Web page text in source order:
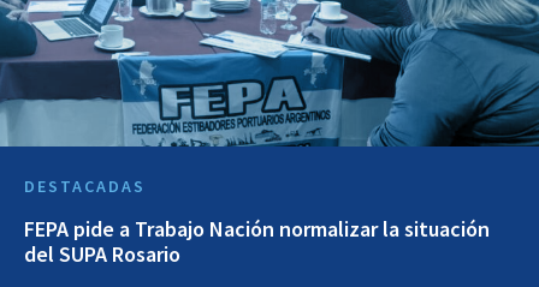
DESTACADAS
FEPA pide a Trabajo Nación normalizar la situación
del SUPA Rosario